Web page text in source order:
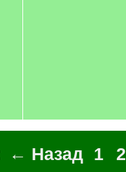
← Назад 1 2